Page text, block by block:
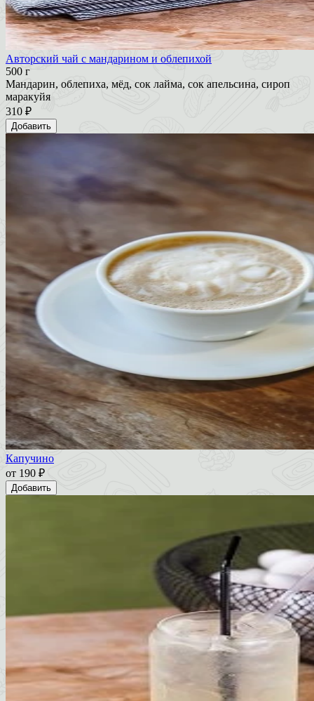
Авторский чай с мандарином и облепихой
500 г
Мандарин, облепиха, мёд, сок лайма, сок апельсина, сироп
маракуйя
310 ₽
Добавить
Капучино
от 190 ₽
Добавить